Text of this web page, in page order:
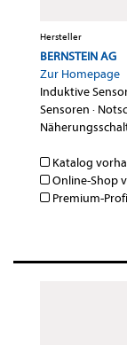
Hersteller
BERNSTEIN AG
Zur Homepage
Induktive
Sensoren ·
Katalog
Online-Shop
Premium-